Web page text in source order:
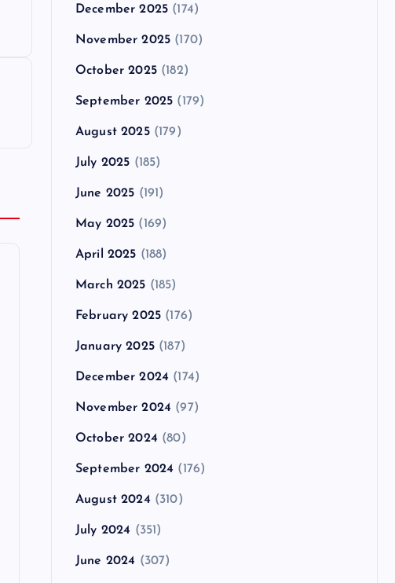
December 2025 (174)
November 2025 (170)
October 2025(182)
September 2025 (179)
August 2025(179)
July 2025 (185)
June 2025 (191)
May 2025 (169)
April 2025 (188)
March 2025 (185)
February 2025 (176)
January 2025(187)
December 2024 (174)
November 2024 (97)
October 2024 (80)
September 2024 (176)
August 2024 (310)
July 2024 (351)
June 2024 (307)